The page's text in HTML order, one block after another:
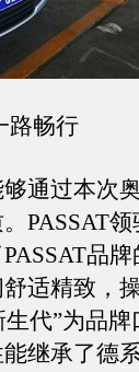
畅行
过本次奥
PASSAT
品
适精致，
生代”为品
继承了德